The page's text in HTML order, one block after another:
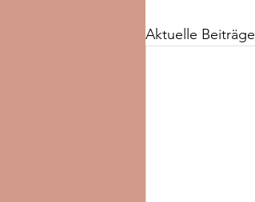
Aktuelle Beiträge